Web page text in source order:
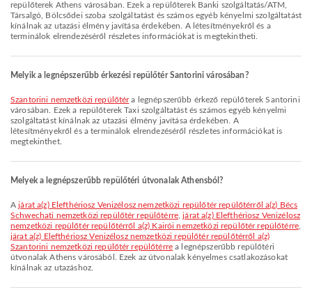
repülőterek Athens városában. Ezek a repülőterek Banki szolgáltatás/ATM,
Társalgó, Bölcsődei szoba szolgáltatást és számos egyéb kényelmi szolgáltatást
kínálnak az utazási élmény javítása érdekében. A létesítményekről és a
terminálok elrendezéséről részletes információkat is megtekintheti.
Melyik a legnépszerűbb érkezési repülőtér Santorini városában?
Szantorini nemzetközi repülőtéra legnépszerűbb érkező repülőterek Santorini
városában. Ezek a repülőterek Taxi szolgáltatást és számos egyéb kényelmi
szolgáltatást kínálnak az utazási élmény javítása érdekében. A
létesítményekről és a terminálok elrendezéséről részletes információkat is
megtekinthet.
Melyek a legnépszerűbb repülőtéri útvonalak Athensból?
Ajárat a(z) Elefthériosz Venizélosz nemzetközi repülőtér repülőtérről a(z) Bécs
Schwechati nemzetközi repülőtér repülőtérre ,járat a(z) Elefthériosz Venizélosz
nemzetközi repülőtér repülőtérről a(z) Kairói nemzetközi repülőtér repülőtérre,
járat a(z) Elefthériosz Venizélosz nemzetközi repülőtér repülőtérről a(z)
Szantorini nemzetközi repülőtér repülőtérre a legnépszerűbb repülőtéri
útvonalak Athens városából. Ezek az útvonalak kényelmes csatlakozásokat
kínálnak az utazáshoz.